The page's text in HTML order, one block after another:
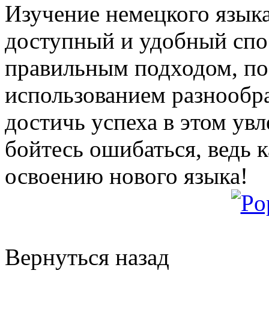
Изучение немецкого
доступный и удобный
правильным подходом,
использованием
достичь успеха в этом
бойтесь ошибаться,
освоению нового языка!
Вернуться назад